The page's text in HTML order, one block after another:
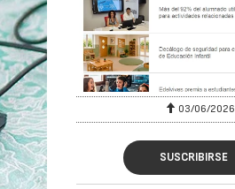
03/06/2026
SUSCRIBIRSE